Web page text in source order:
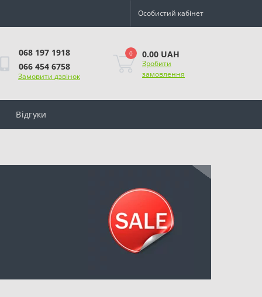
Особистий кабінет
068 197 1918
066 454 6758
Замовити дзвінок
0 0.00 UAH
Зробити
замовлення
Відгуки